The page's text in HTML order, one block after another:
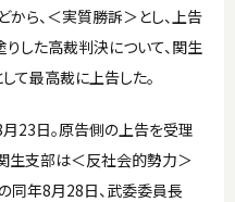
ら、＜実質勝訴＞とし、上告
した高裁判決について、関生
て最高裁に上告した。
23日。原告側の上告を受理
生支部は＜反社会的勢力＞
同年8月28日、武委委員長